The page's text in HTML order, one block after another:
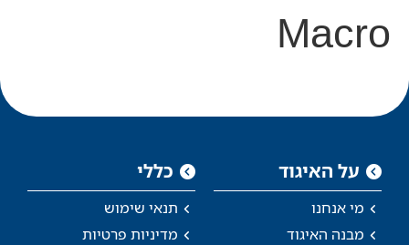
Macro
על האיגוד
מי אנחנו
מבנה האיגוד
כללי
תנאי שימוש
מדיניות פרטיות